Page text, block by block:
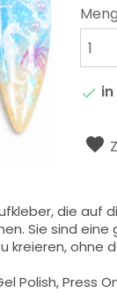

die auf
Sie sind
kreieren,
Polish, Press